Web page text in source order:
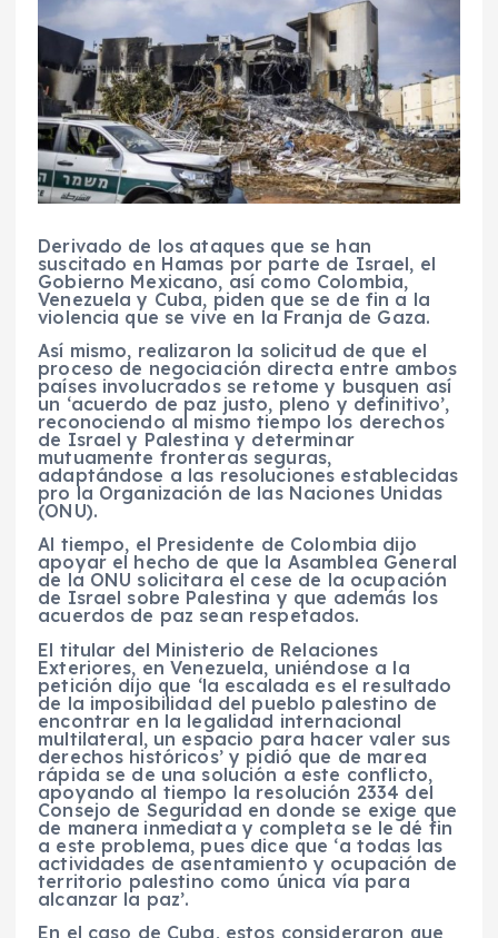
Derivado de los ataques que se han
suscitado en Hamas por parte de Israel, el
Gobierno Mexicano, así como Colombia,
Venezuela y Cuba, piden que se de fin a la
violencia que se vive en la Franja de Gaza.
Así mismo, realizaron la solicitud de que el
proceso de negociación directa entre ambos
países involucrados se retome y busquen así
un ‘acuerdo de paz justo, pleno y definitivo’,
reconociendo al mismo tiempo los derechos
de Israel y Palestina y determinar
mutuamente fronteras seguras,
adaptándose a las resoluciones establecidas
pro la Organización de las Naciones Unidas
(ONU).
Al tiempo, el Presidente de Colombia dijo
apoyar el hecho de que la Asamblea General
de la ONU solicitara el cese de la ocupación
de Israel sobre Palestina y que además los
acuerdos de paz sean respetados.
El titular del Ministerio de Relaciones
Exteriores, en Venezuela, uniéndose a la
petición dijo que ‘la escalada es el resultado
de la imposibilidad del pueblo palestino de
encontrar en la legalidad internacional
multilateral, un espacio para hacer valer sus
derechos históricos’ y pidió que de marea
rápida se de una solución a este conflicto,
apoyando al tiempo la resolución 2334 del
Consejo de Seguridad en donde se exige que
de manera inmediata y completa se le dé fin
a este problema, pues dice que ‘a todas las
actividades de asentamiento y ocupación de
territorio palestino como única vía para
alcanzar la paz’.
En el caso de Cuba, estos consideraron que